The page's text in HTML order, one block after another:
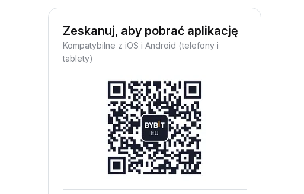
Zeskanuj, aby pobrać aplikację
Kompatybilne z iOS i Android (telefony i
tablety)